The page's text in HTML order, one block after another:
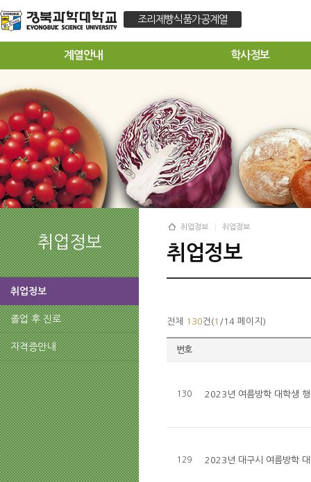
조리제빵식품가공계열
계열안내 학사정보
취업정보
취업정보
졸업 후 진로
자격증안내
취업정보 취업정보
취업정보
전체 130건(1 /14 페이지)
번호
130 2023년 여름방학 대학생
129 2023년 대구시 여름방학